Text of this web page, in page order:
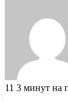
11 3 минут на